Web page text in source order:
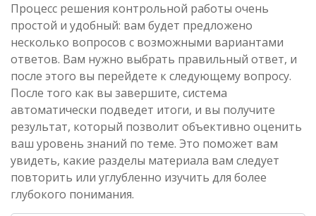
Процесс решения контрольной работы очень
простой и удобный: вам будет предложено
несколько вопросов с возможными вариантами
ответов. Вам нужно выбрать правильный ответ, и
после этого вы перейдете к следующему вопросу.
После того как вы завершите, система
автоматически подведет итоги, и вы получите
результат, который позволит объективно оценить
ваш уровень знаний по теме. Это поможет вам
увидеть, какие разделы материала вам следует
повторить или углубленно изучить для более
глубокого понимания.